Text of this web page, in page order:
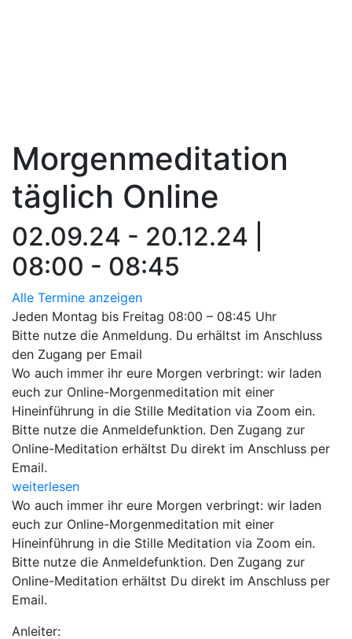
Morgenmeditation
täglich Online
02.09.24 - 20.12.24 |
08:00 - 08:45
Alle Termine anzeigen
Jeden Montag bis Freitag 08:00 – 08:45 Uhr
Bitte nutze die Anmeldung. Du erhältst im Anschluss
den Zugang per Email
Wo auch immer ihr eure Morgen verbringt: wir laden
euch zur Online-Morgenmeditation mit einer
Hineinführung in die Stille Meditation via Zoom ein.
Bitte nutze die Anmeldefunktion. Den Zugang zur
Online-Meditation erhältst Du direkt im Anschluss per
Email.
weiterlesen
Wo auch immer ihr eure Morgen verbringt: wir laden
euch zur Online-Morgenmeditation mit einer
Hineinführung in die Stille Meditation via Zoom ein.
Bitte nutze die Anmeldefunktion. Den Zugang zur
Online-Meditation erhältst Du direkt im Anschluss per
Email.
Anleiter: